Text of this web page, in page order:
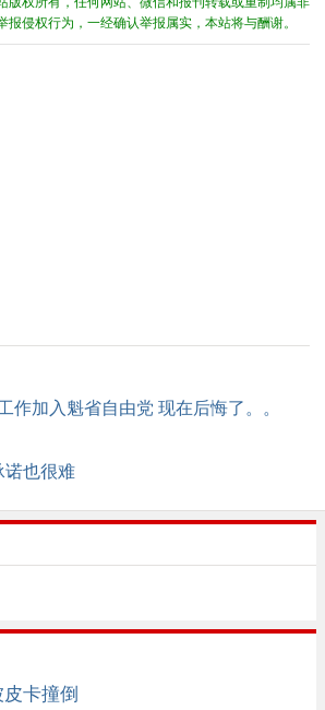
侵权行为，一经确认举报属实，本站将与酬谢。
作加入魁省自由党 现在后悔了。。
也很难
卡撞倒